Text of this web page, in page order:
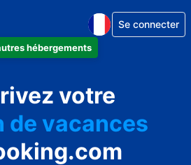
hébergements
Se connecter
votre
hôtel
de vacances
de jeunesse